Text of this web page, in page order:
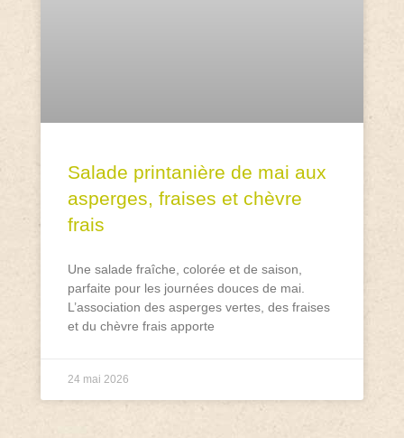
Salade printanière de mai aux
asperges, fraises et chèvre
frais
Une salade fraîche, colorée et de saison,
parfaite pour les journées douces de mai.
L’association des asperges vertes, des fraises
et du chèvre frais apporte
24 mai 2026